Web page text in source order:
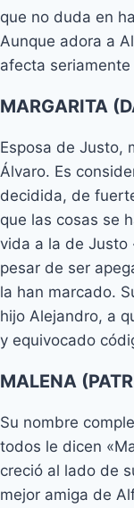
que no duda en
Aunque adora a
afecta
MARGARITA
Esposa de Justo,
Álvaro. Es
decidida, de
que las cosas se
vida a la de Justo
pesar de ser
la han marcado.
hijo Alejandro, a
y equivocado
MALENA
Su nombre
todos le dicen
creció al lado de
mejor amiga de